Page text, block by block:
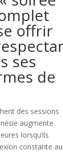
offrir
ses
de
des sessions
augmente
lorsqu’ils
constante